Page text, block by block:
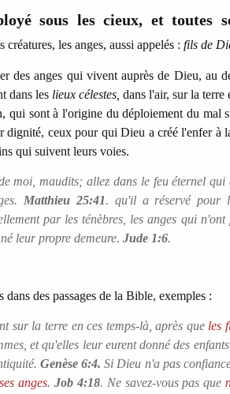
sous les cieux, et toutes
créatures, les anges, aussi appelés : fils de
des anges qui vivent auprès de Dieu, au
dans les lieux célestes, dans l'air, sur la terre
qui sont à l'origine du déploiement du mal
dignité, ceux pour qui Dieu a créé l'enfer à
qui suivent leurs voies.
moi, maudits; allez dans le feu éternel
Matthieu 25:41. qu'il a réservé pour
par les ténèbres, les anges qui
leur propre demeure. Jude 1:6.
dans des passages de la Bible, exemples :
sur la terre en ces temps-là, après que les
et qu'elles leur eurent donné des
Genèse 6:4. Si Dieu n'a pas
anges. Job 4:18. Ne savez-vous pas que